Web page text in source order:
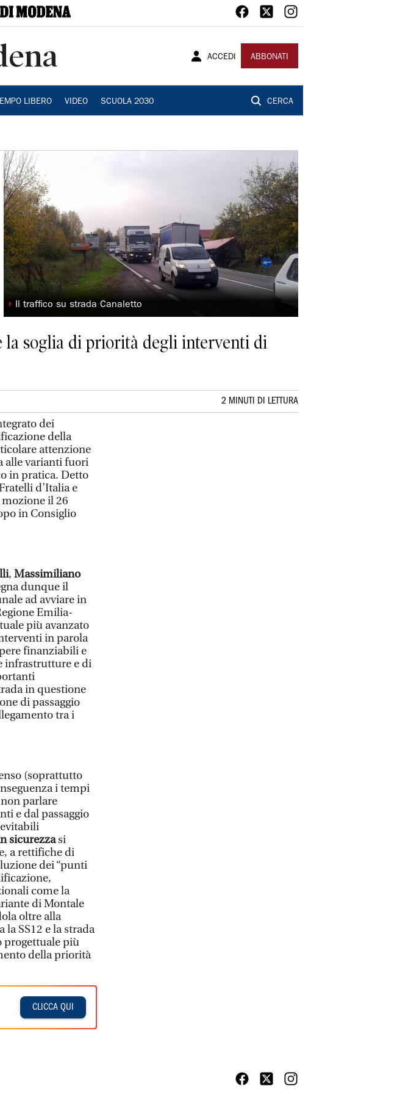
ACCEDI ABBONATI
LIBERO VIDEO SCUOLA 2030 CERCA
◗ Il traffico su strada Canaletto
la soglia di priorità degli interventi di
2 MINUTI DI LETTURA
dei
della
attenzione
alle varianti fuori
in pratica. Detto
d’Italia e
il 26
in Consiglio
, Massimiliano
dunque il
ad avviare in
Emilia-
più avanzato
in parola
finanziabili e
infrastrutture e di
in questione
di passaggio
tra i
(soprattutto
i tempi
parlare
e dal passaggio
sicurezzasi
a rettifiche di
dei “punti
come la
di Montale
oltre alla
SS12 e la strada
progettuale più
della priorità
CLICCA QUI